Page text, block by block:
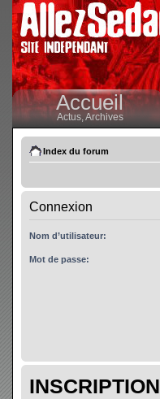
Accueil
Actus,Archives
Index du forum
Connexion
Nom d’utilisateur:
Mot de passe:
INSCRIPTION